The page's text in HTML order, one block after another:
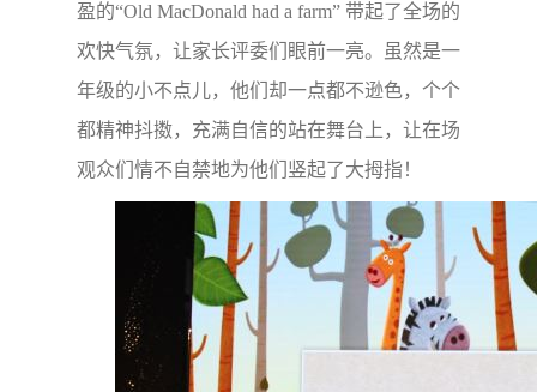
盈的“Old MacDonald had a farm” 带起了全场的
欢快气氛，让家长评委们眼前一亮。虽然是一
年级的小不点儿，他们却一点都不逊色，个个
都精神抖擞，充满自信的站在舞台上，让在场
观众们情不自禁地为他们竖起了大拇指！